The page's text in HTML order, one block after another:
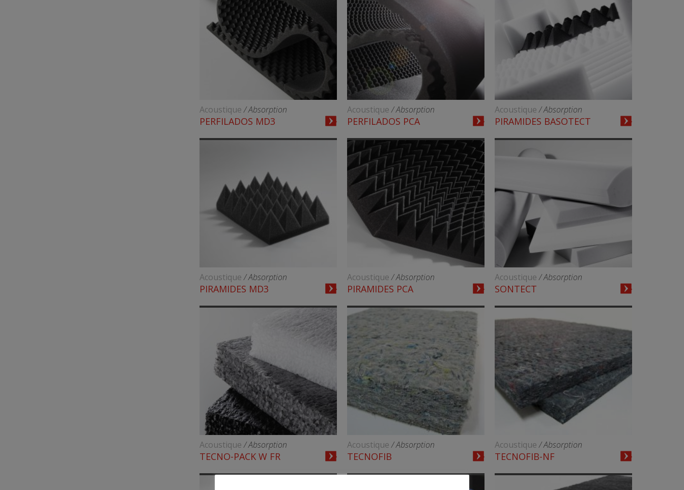
Acoustique/ Absorption
PERFILADOS MD3
Acoustique/ Absorption
PERFILADOS PCA
Acoustique/ Absorption
PIRAMIDES BASOTECT
Acoustique/ Absorption
PIRAMIDES MD3
Acoustique/ Absorption
PIRAMIDES PCA
Acoustique/ Absorption
SONTECT
Acoustique/ Absorption
TECNO-PACK W FR
Acoustique/ Absorption
TECNOFIB
Acoustique/ Absorption
TECNOFIB-NF